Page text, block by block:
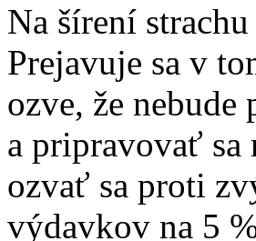
Na šírení
Prejavuje sa v
ozve, že
a pripravovať sa
ozvať sa proti
výdavkov na 5